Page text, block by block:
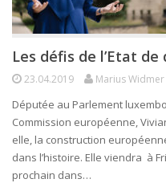
Les défis de l’Etat
23.04.2019 Marius Widmer
Députée au Parlement
Commission européenne,
elle, la construction
dans l’histoire. Elle viendra à
prochain dans…